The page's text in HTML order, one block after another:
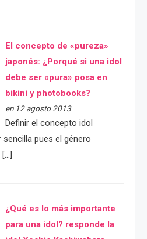
El concepto de «pureza»
japonés: ¿Porqué si una idol
debe ser «pura» posa en
bikini y photobooks?
en 12 agosto 2013
Definir el concepto idol
pues el género
¿Qué es lo más importante
para una idol? responde la